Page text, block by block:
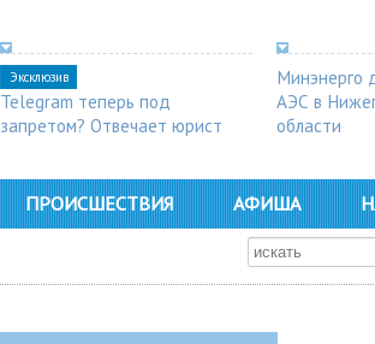
Эксклюзив
Telegram теперь под
запретом? Отвечает юрист
Минэнерго
АЭС в
области
ПРОИСШЕСТВИЯ АФИША